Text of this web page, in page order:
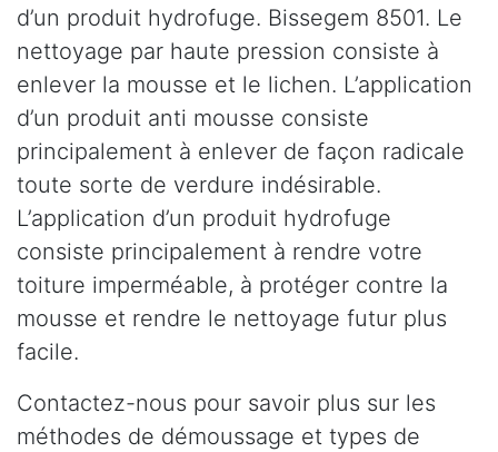
d’un produit hydrofuge. Bissegem 8501. Le
nettoyage par haute pression consiste à
enlever la mousse et le lichen. L’application
d’un produit anti mousse consiste
principalement à enlever de façon radicale
toute sorte de verdure indésirable.
L’application d’un produit hydrofuge
consiste principalement à rendre votre
toiture imperméable, à protéger contre la
mousse et rendre le nettoyage futur plus
facile.
Contactez-nous pour savoir plus sur les
méthodes de démoussage et types de